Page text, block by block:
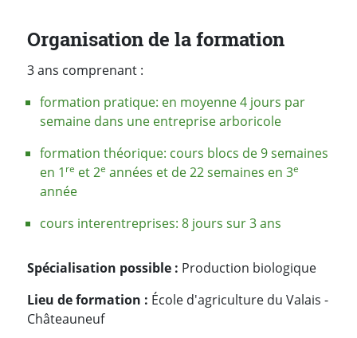
Organisation de la formation
3 ans comprenant :
formation pratique: en moyenne 4 jours par
semaine dans une entreprise arboricole
formation théorique: cours blocs de 9 semaines
en 1 re et 2e années et de 22 semaines en 3e
année
cours interentreprises: 8 jours sur 3 ans
Spécialisation possible : Production biologique
Lieu de formation : École d'agriculture du Valais -
Châteauneuf